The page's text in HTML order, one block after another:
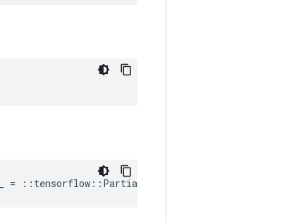
= ::tensorflow::PartialTensorShape()